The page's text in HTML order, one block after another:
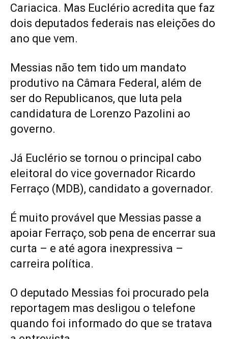
Cariacica. Mas Euclério acredita que faz
dois deputados federais nas eleições do
ano que vem.
Messias não tem tido um mandato
produtivo na Câmara Federal, além de
ser do Republicanos, que luta pela
candidatura de Lorenzo Pazolini ao
governo.
Já Euclério se tornou o principal cabo
eleitoral do vice governador Ricardo
Ferraço (MDB), candidato a governador.
É muito provável que Messias passe a
apoiar Ferraço, sob pena de encerrar sua
curta – e até agora inexpressiva –
carreira política.
O deputado Messias foi procurado pela
reportagem mas desligou o telefone
quando foi informado do que se tratava